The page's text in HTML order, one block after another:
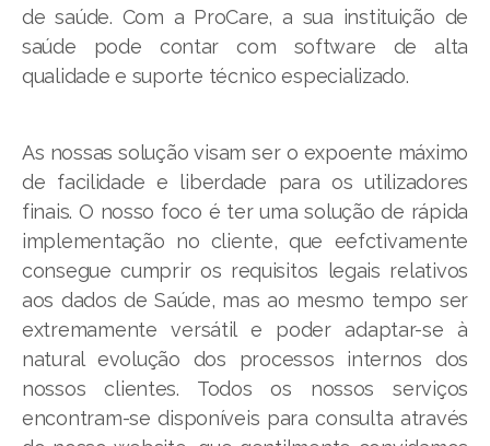
de saúde. Com a ProCare, a sua instituição de
saúde pode contar com software de alta
qualidade e suporte técnico especializado.
As nossas solução visam ser o expoente máximo
de facilidade e liberdade para os utilizadores
finais. O nosso foco é ter uma solução de rápida
implementação no cliente, que eefctivamente
consegue cumprir os requisitos legais relativos
aos dados de Saúde, mas ao mesmo tempo ser
extremamente versátil e poder adaptar-se à
natural evolução dos processos internos dos
nossos clientes. Todos os nossos serviços
encontram-se disponíveis para consulta através